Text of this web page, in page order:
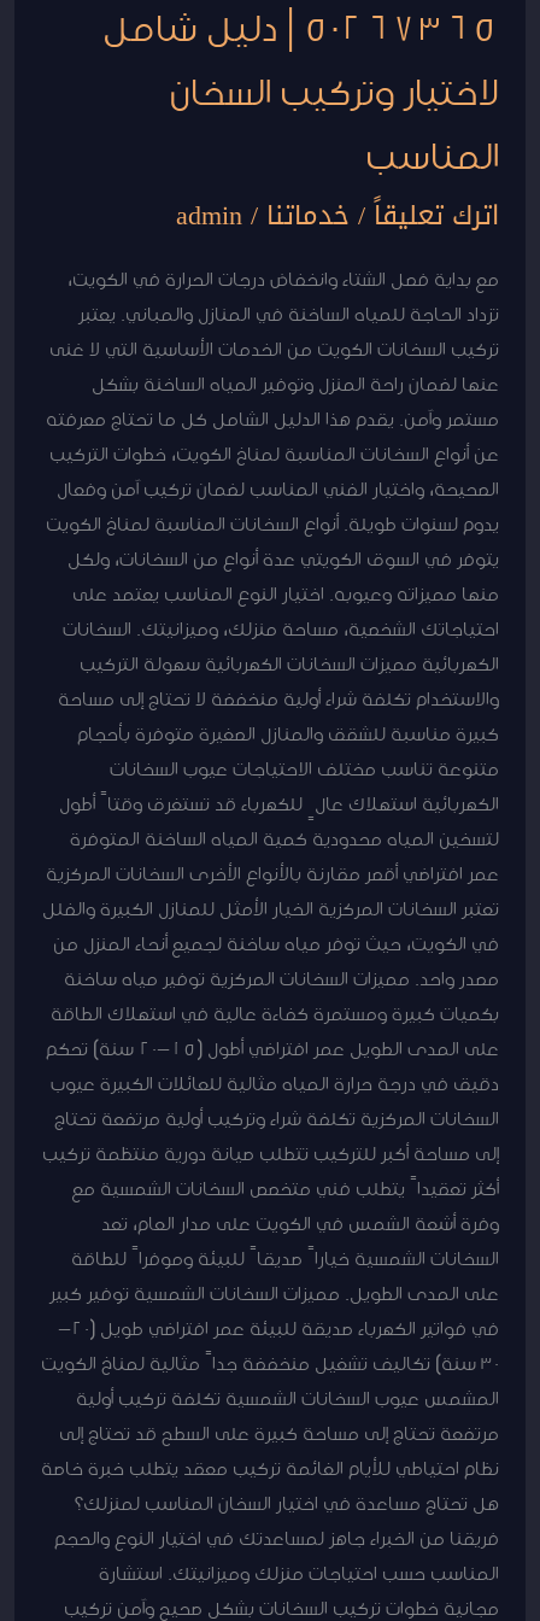
50267365 | دليل شامل
لاختيار وتركيب السخان
المناسب
اترك تعليقاً/خدماتنا /
admin
مع بداية فصل الشتاء وانخفاض درجات الحرارة في الكويت،
تزداد الحاجة للمياه الساخنة في المنازل والمباني. يعتبر
تركيب السخانات الكويت من الخدمات الأساسية التي لا غنى
عنها لضمان راحة المنزل وتوفير المياه الساخنة بشكل
مستمر وآمن. يقدم هذا الدليل الشامل كل ما تحتاج معرفته
عن أنواع السخانات المناسبة لمناخ الكويت، خطوات التركيب
الصحيحة، واختيار الفني المناسب لضمان تركيب آمن وفعال
يدوم لسنوات طويلة. أنواع السخانات المناسبة لمناخ الكويت
يتوفر في السوق الكويتي عدة أنواع من السخانات، ولكل
منها مميزاته وعيوبه. اختيار النوع المناسب يعتمد على
احتياجاتك الشخصية، مساحة منزلك، وميزانيتك. السخانات
الكهربائية مميزات السخانات الكهربائية سهولة التركيب
والاستخدام تكلفة شراء أولية منخفضة لا تحتاج إلى مساحة
كبيرة مناسبة للشقق والمنازل الصغيرة متوفرة بأحجام
متنوعة تناسب مختلف الاحتياجات عيوب السخانات
الكهربائية استهلاك عالٍ للكهرباء قد تستغرق وقتاً أطول
لتسخين المياه محدودية كمية المياه الساخنة المتوفرة
عمر افتراضي أقصر مقارنة بالأنواع الأخرى السخانات المركزية
تعتبر السخانات المركزية الخيار الأمثل للمنازل الكبيرة والفلل
في الكويت، حيث توفر مياه ساخنة لجميع أنحاء المنزل من
مصدر واحد. مميزات السخانات المركزية توفير مياه ساخنة
بكميات كبيرة ومستمرة كفاءة عالية في استهلاك الطاقة
على المدى الطويل عمر افتراضي أطول (15-20 سنة) تحكم
دقيق في درجة حرارة المياه مثالية للعائلات الكبيرة عيوب
السخانات المركزية تكلفة شراء وتركيب أولية مرتفعة تحتاج
إلى مساحة أكبر للتركيب تتطلب صيانة دورية منتظمة تركيب
أكثر تعقيداً يتطلب فني متخصص السخانات الشمسية مع
وفرة أشعة الشمس في الكويت على مدار العام، تعد
السخانات الشمسية خياراً صديقاً للبيئة وموفراً للطاقة
على المدى الطويل. مميزات السخانات الشمسية توفير كبير
في فواتير الكهرباء صديقة للبيئة عمر افتراضي طويل (20-
30 سنة) تكاليف تشغيل منخفضة جداً مثالية لمناخ الكويت
المشمس عيوب السخانات الشمسية تكلفة تركيب أولية
مرتفعة تحتاج إلى مساحة كبيرة على السطح قد تحتاج إلى
نظام احتياطي للأيام الغائمة تركيب معقد يتطلب خبرة خاصة
هل تحتاج مساعدة في اختيار السخان المناسب لمنزلك؟
فريقنا من الخبراء جاهز لمساعدتك في اختيار النوع والحجم
المناسب حسب احتياجات منزلك وميزانيتك. استشارة
مجانية خطوات تركيب السخانات بشكل صحيح وآمن تركيب
المناسب